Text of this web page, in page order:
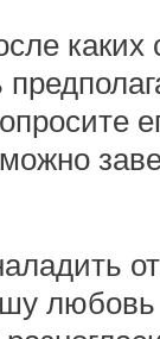
каких